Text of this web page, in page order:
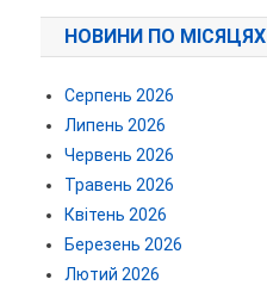
НОВИНИ ПО МІСЯЦЯХ
Серпень 2026
Липень 2026
Червень 2026
Травень 2026
Квітень 2026
Березень 2026
Лютий 2026